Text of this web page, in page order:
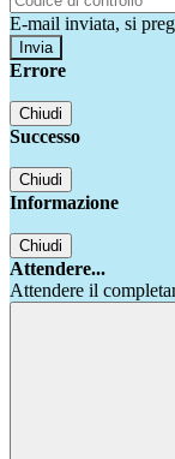
E-mail inviata, si
Errore
Chiudi
Successo
Chiudi
Informazione
Chiudi
Attendere...
Attendere il